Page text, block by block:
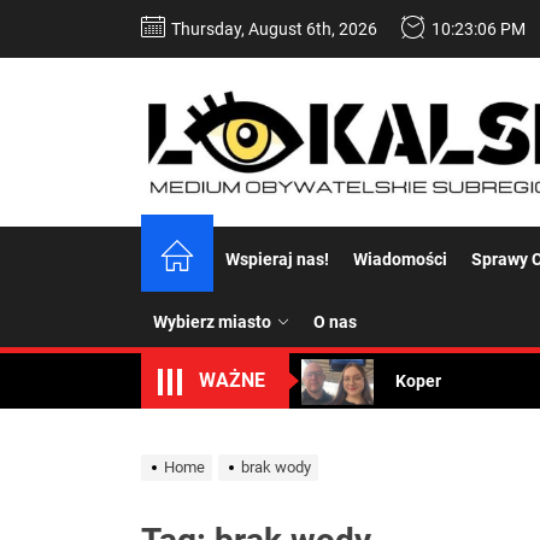
Thursday, August 6th, 2026 10:23:06 PM
Wspieraj nas! Wiadomości Sprawy
Wybierz miasto O nas
WAŻNE
Dość
Koper
Uwaga Dębieńsko
Home brak wody